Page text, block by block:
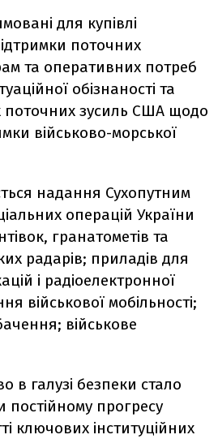
для купівлі
поточних
та оперативних потреб
обізнаності та
поточних зусиль США щодо
військово-морської
надання Сухопутним
операцій України
гранатометів та
радарів; приладів для
і радіоелектронної
військової мобільності;
військове
в галузі безпеки стало
прогресу
ключових інституційних